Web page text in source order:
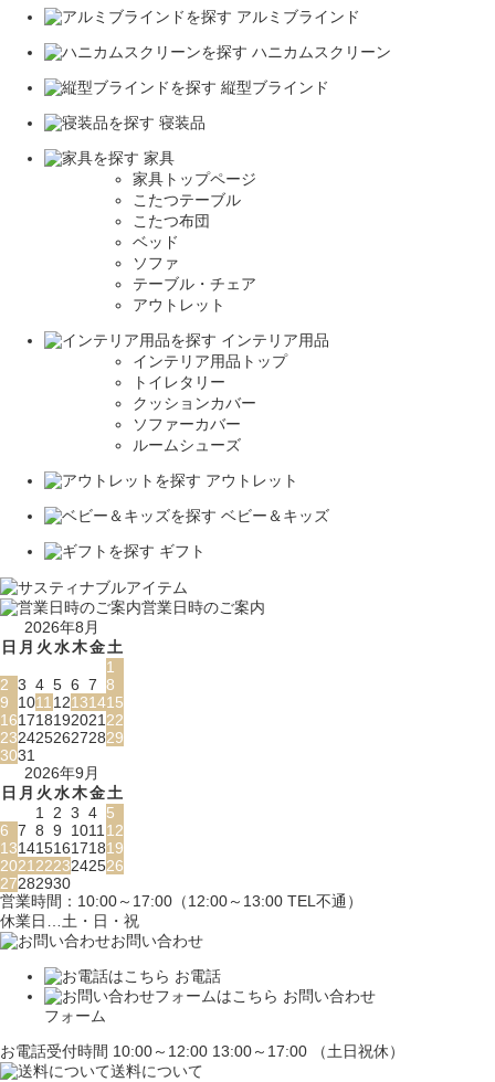
アルミブラインド
ハニカムスクリーン
縦型ブラインド
寝装品
家具
家具トップページ
こたつテーブル
こたつ布団
ベッド
ソファ
テーブル・チェア
アウトレット
インテリア用品
インテリア用品トップ
トイレタリー
クッションカバー
ソファーカバー
ルームシューズ
アウトレット
ベビー＆キッズ
ギフト
営業日時のご案内
2026年8月
日 月 火水木金土
1
2 3 4 5 6 7 8
9
101112131415
16171819202122
23242526272829
3031
2026年9月
日 月 火水木金土
1 2 3 4 5
6 7 8 9 101112
13141516171819
20212223242526
27282930
営業時間：10:00～17:00（12:00～13:00 TEL不通）
休業日…土・日・祝
お問い合わせ
お電話
お問い合わせ
フォーム
お電話受付時間 10:00～12:00 13:00～17:00 （土日祝休）
送料について